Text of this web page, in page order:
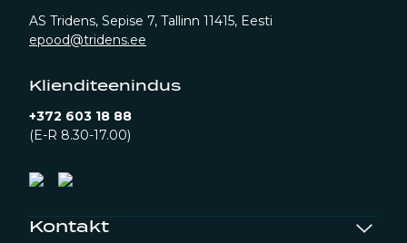
AS Tridens, Sepise 7, Tallinn 11415, Eesti
epood@tridens.ee
Klienditeenindus
+372 603 18 88
(E-R 8.30-17.00)
Kontakt